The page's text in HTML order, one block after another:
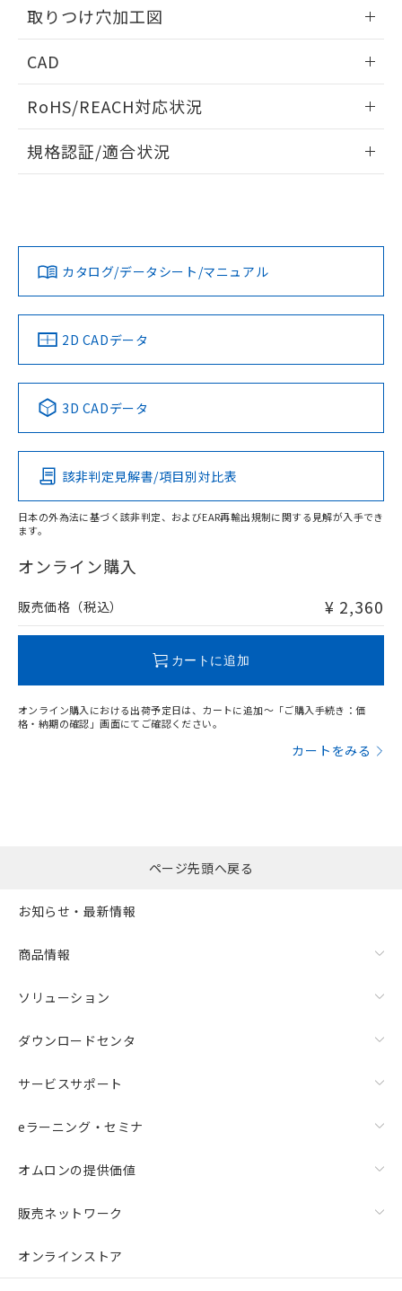
取りつけ穴加工図
CAD
ドすることができます。
ログイン/会員登録
ダウンロードデータをご利用いただく前に、以下を必ずお読
みください。
ソフトウェアの使用条件
RoHS/REACH対応状況
EU RoHS 注意事項・凡例
対応済み
中国 RoHS 注意事項・凡例
Pb Hg Cd Cr(VI)
O
在庫等で未対応品が混在する可能性があります。
問い合わせください。
規格認証/適合状況
カタログ/データシート/マニュアル
2D CADデータ
3D CADデータ
該非判定見解書/項目別対比表
日本の外為法に基づく該非判定、およびEAR再輸出規制に関する見解が入手でき
ます。
オンライン購入
販売価格（税込） ¥ 2,360
カートに追加
オンライン購入における出荷予定日は、カートに追加～「ご購入手続き：価
格・納期の確認」画面にてご確認ください。
カートをみる
の共同利用に関して"
用者の範囲」に記載されている法人を
51物質の非含有証明書（当社基準）
※本証明書は発行日時点で非含有を証明す
物質の対応では、対応完了までの期間は出
荷製品に未対応品が混在することから備考
欄に対応日を記載しておりました。
既に当社にて対応品への在庫切替を完了
ページ先頭へ戻る
お知らせ・最新情報
商品情報
ソリューション
ダウンロードセンタ
サービスサポート
eラーニング・セミナ
オムロンの提供価値
販売ネットワーク
オンラインストア